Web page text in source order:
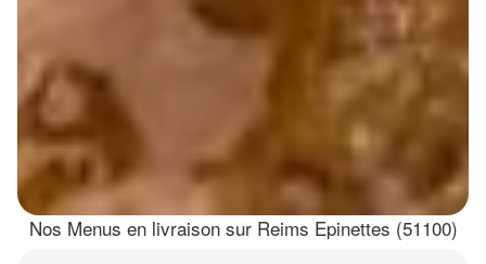
Nos Menus en livraison sur Reims Epinettes (51100)